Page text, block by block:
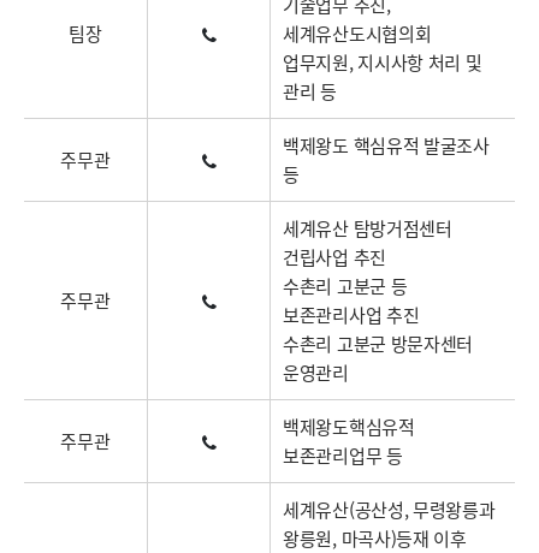
팀장
세계유산도시협의회
업무지원, 지시사항 처리 및
관리 등
주무관
백제왕도 핵심유적 발굴조사
등
주무관
세계유산 탐방거점센터
건립사업 추진
수촌리 고분군 등
보존관리사업 추진
수촌리 고분군 방문자센터
운영관리
주무관
백제왕도핵심유적
보존관리업무 등
세계유산(공산성, 무령왕릉과
왕릉원, 마곡사)등재 이후